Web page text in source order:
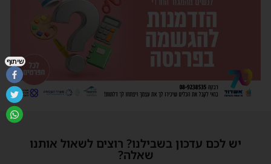
יש לכם עדכון בשבילנו? רוצים לשאול אותנו
שאלה?
שיתוף